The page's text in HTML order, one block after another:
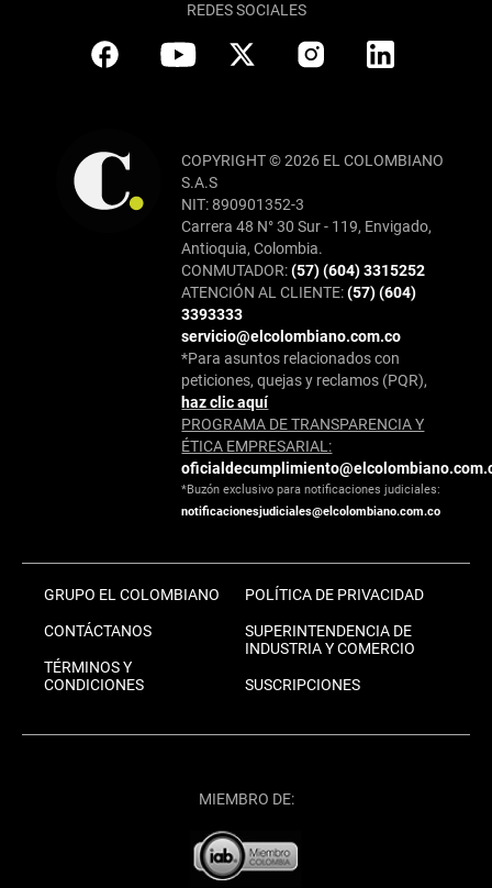
REDES SOCIALES
COPYRIGHT © 2026 EL COLOMBIANO
S.A.S
NIT: 890901352-3
Carrera 48 N° 30 Sur - 119, Envigado,
Antioquia, Colombia.
CONMUTADOR:(57) (604) 3315252
ATENCIÓN AL CLIENTE:(57) (604)
3393333
servicio@elcolombiano.com.co
*Para asuntos relacionados con
peticiones, quejas y reclamos (PQR),
haz clic aquí
PROGRAMA DE TRANSPARENCIA Y
ÉTICA EMPRESARIAL:
*Buzón exclusivo para notificaciones judiciales:
notificacionesjudiciales@elcolombiano.com.co
GRUPO EL COLOMBIANO
CONTÁCTANOS
TÉRMINOS Y
CONDICIONES
POLÍTICA DE PRIVACIDAD
SUPERINTENDENCIA DE
INDUSTRIA Y COMERCIO
SUSCRIPCIONES
MIEMBRO DE: